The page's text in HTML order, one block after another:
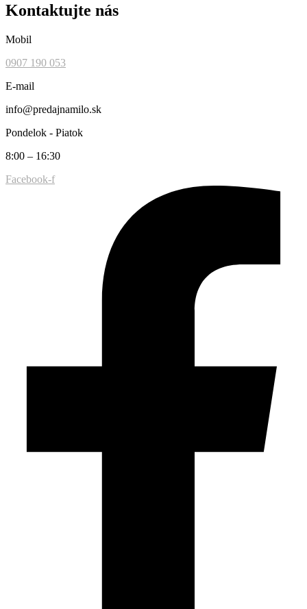
Kontaktujte nás
Mobil
0907 190 053
E-mail
info@predajnamilo.sk
Pondelok - Piatok
8:00 – 16:30
Facebook-f